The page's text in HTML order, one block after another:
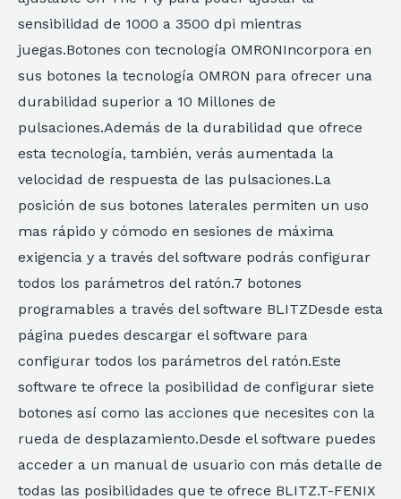
sensibilidad de 1000 a 3500 dpi mientras
juegas.Botones con tecnología OMRONIncorpora en
sus botones la tecnología OMRON para ofrecer una
durabilidad superior a 10 Millones de
pulsaciones.Además de la durabilidad que ofrece
esta tecnología, también, verás aumentada la
velocidad de respuesta de las pulsaciones.La
posición de sus botones laterales permiten un uso
mas rápido y cómodo en sesiones de máxima
exigencia y a través del software podrás configurar
todos los parámetros del ratón.7 botones
programables a través del software BLITZDesde esta
página puedes descargar el software para
configurar todos los parámetros del ratón.Este
software te ofrece la posibilidad de configurar siete
botones así como las acciones que necesites con la
rueda de desplazamiento.Desde el software puedes
acceder a un manual de usuario con más detalle de
todas las posibilidades que te ofrece BLITZ.T-FENIX